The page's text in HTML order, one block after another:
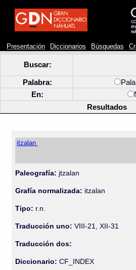
Presentación Diccionarios Búsquedas
Buscar:
Palabra:
En:
Resultados
itzalan
Paleografía: jtzalan
Grafía normalizada: itzalan
Tipo: r.n.
Traducción uno: VIII-21, XII-31
Traducción dos:
Diccionario:CF_INDEX